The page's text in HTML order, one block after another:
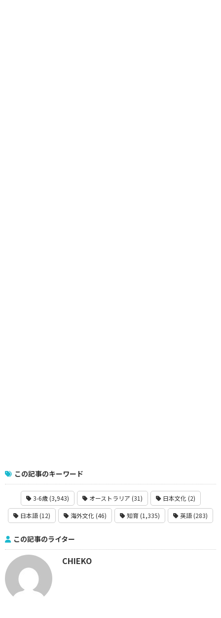
この記事のキーワード
3-6歳 (3,943) オーストラリア (31) 日本文化 (2)
日本語 (12) 海外文化 (46) 知育 (1,335) 英語 (283)
この記事のライター
CHIEKO